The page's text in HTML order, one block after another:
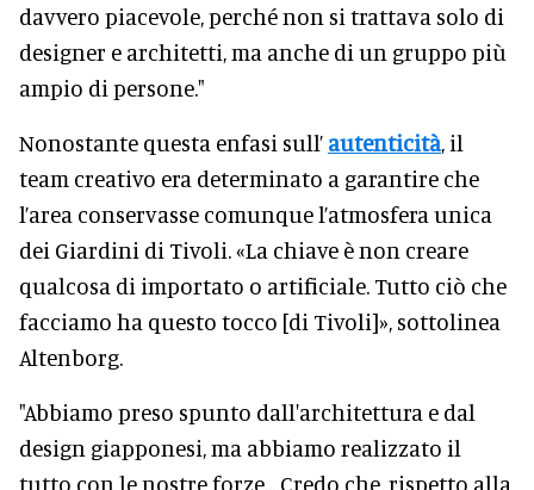
davvero piacevole, perché non si trattava solo di
designer e architetti, ma anche di un gruppo più
ampio di persone."
Nonostante questa enfasi sull’ autenticità, il
team creativo era determinato a garantire che
l’area conservasse comunque l’atmosfera unica
dei Giardini di Tivoli. «La chiave è non creare
qualcosa di importato o artificiale. Tutto ciò che
facciamo ha questo tocco [di Tivoli]», sottolinea
Altenborg.
"Abbiamo preso spunto dall'architettura e dal
design giapponesi, ma abbiamo realizzato il
tutto con le nostre forze... Credo che, rispetto alla